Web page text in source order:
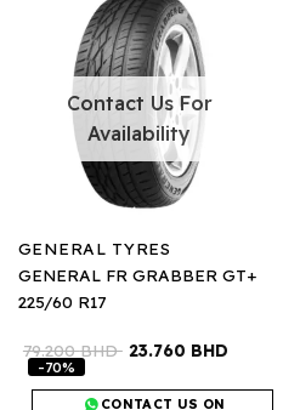
Contact Us For
Availability
GENERAL TYRES
GENERAL FR GRABBER GT+
225/60 R17
79.200BHD 23.760 BHD
-70%
CONTACT US ON